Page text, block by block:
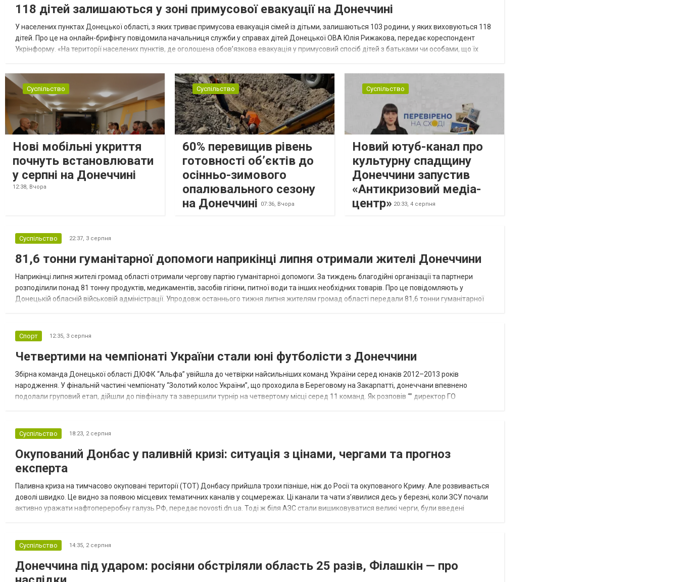
118 дітей залишаються у зоні примусової евакуації на Донеччині
У населених пунктах Донецької області, з яких триває примусова евакуація сімей із дітьми, залишаються 103 родини, у яких виховуються 118
дітей. Про це на онлайн-брифінгу повідомила начальниця служби у справах дітей Донецької ОВА Юлія Рижакова, передає кореспондент
Укрінформу. «На території населених пунктів, де оголошена обов’язкова евакуація у примусовий спосіб дітей з батьками чи особами, що їх
Суспільство
Нові мобільні укриття
почнуть встановлювати
у серпні на Донеччині
12:38, Вчора
Суспільство
60% перевищив рівень
готовності об’єктів до
осінньо-зимового
опалювального сезону
на Донеччині
07:36, Вчора
Суспільство
Новий ютуб-канал про
культурну спадщину
Донеччини запустив
«Антикризовий медіа-
центр» 20:33, 4 серпня
Суспільство 22:37, 3 серпня
81,6 тонни гуманітарної допомоги наприкінці липня отримали жителі Донеччини
Наприкінці липня жителі громад області отримали чергову партію гуманітарної допомоги. За тиждень благодійні організації та партнери
розподілили понад 81 тонну продуктів, медикаментів, засобів гігієни, питної води та інших необхідних товарів. Про це повідомляють у
Донецькій обласній військовій адміністрації. Упродовж останнього тижня липня жителям громад області передали 81,6 тонни гуманітарної
Спорт 12:35, 3 серпня
Четвертими на чемпіонаті України стали юні футболісти з Донеччини
Збірна команда Донецької області ДЮФК “Альфа” увійшла до четвірки найсильніших команд України серед юнаків 2012–2013 років
народження. У фінальній частині чемпіонату “Золотий колос України”, що проходила в Береговому на Закарпатті, донеччани впевнено
подолали груповий етап, дійшли до півфіналу та завершили турнір на четвертому місці серед 11 команд. Як розповів “” директор ГО
Суспільство 18:23, 2 серпня
Окупований Донбас у паливній кризі: ситуація з цінами, чергами та прогноз
експерта
Паливна криза на тимчасово окуповані території (ТОТ) Донбасу прийшла трохи пізніше, ніж до Росії та окупованого Криму. Але розвивається
доволі швидко. Це видно за появою місцевих тематичних каналів у соцмережах. Ці канали та чати з’явилися десь у березні, коли ЗСУ почали
активно уражати нафтопереробну галузь РФ, передає novosti.dn.ua. Тоді ж біля АЗС стали вишиковуватися великі черги, були введені
Суспільство 14:35, 2 серпня
Донеччина під ударом: росіяни обстріляли область 25 разів, Філашкін — про